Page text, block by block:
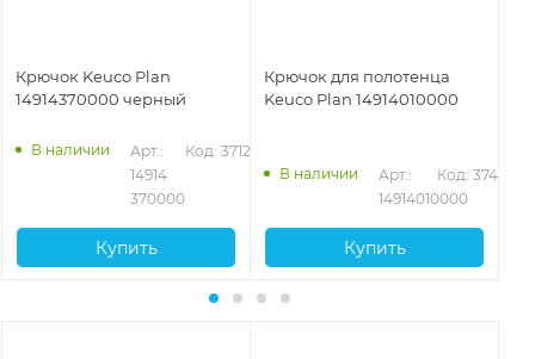
Крючок Keuco Plan
14914370000 черный
В наличии
Арт.:
14914
370000
Код: 37125
Купить
Крючок для полотенца
Keuco Plan 14914010000
В наличии
Арт.:
14914010000
Код: 37489
Купить